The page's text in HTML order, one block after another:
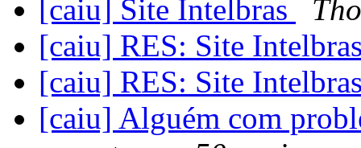
[caiu] Site Intelbras
[caiu] RES: Site
[caiu] RES: Site
[caiu] Alguém com